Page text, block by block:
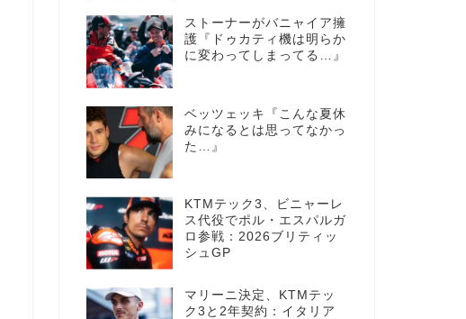
ストーナーがバニャイア擁
護『ドゥカティ機は明らか
に変わってしまってる…』
ベッツェッキ『こんな夏休
みになるとは思ってなかっ
た…』
KTMテック3、ビニャーレ
ス代役でポル・エスパルガ
ロ参戦：2026ブリティッ
シュGP
マリーニ決定、KTMテッ
ク3と2年契約：イタリア